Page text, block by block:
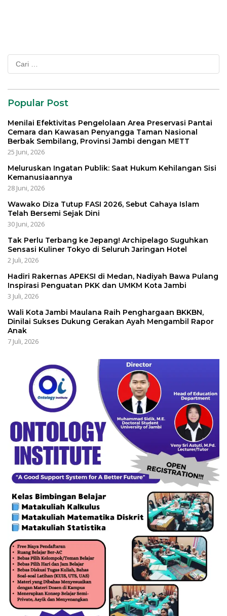
Cari
untuk:
Popular Post
Menilai Efektivitas Pengelolaan Area Preservasi Pantai
Cemara dan Kawasan Penyangga Taman Nasional
Berbak Sembilang, Provinsi Jambi dengan METT
25 Juni, 2026
Meluruskan Ingatan Publik: Saat Hukum Kehilangan Sisi
Kemanusiaannya
28 Juni, 2026
Wawako Diza Tutup FASI 2026, Sebut Cahaya Islam
Telah Bersemi Sejak Dini
30 Juni, 2026
Tak Perlu Terbang ke Jepang! Archipelago Suguhkan
Sensasi Kuliner Tokyo di Seluruh Jaringan Hotel
2 Juli, 2026
Hadiri Rakernas APEKSI di Medan, Nadiyah Bawa Pulang
Inspirasi Penguatan PKK dan UMKM Kota Jambi
3 Juli, 2026
Wali Kota Jambi Maulana Raih Penghargaan BKKBN,
Dinilai Sukses Dukung Gerakan Ayah Mengambil Rapor
Anak
7 Juli, 2026